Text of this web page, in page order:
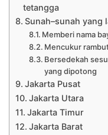
tetangga
Sunah–sunah yang
Memberi nama
Mencukur
Bersedekah
yang dipotong
Jakarta Pusat
Jakarta Utara
Jakarta Timur
Jakarta Barat